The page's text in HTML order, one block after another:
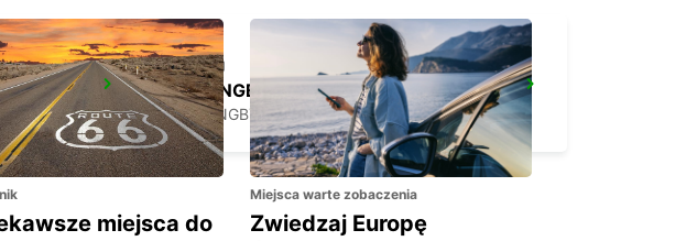
LYNGBY
LYNGBY - DENMARK
miejsca do
Miejsca warte zobaczenia
Zwiedzaj Europę